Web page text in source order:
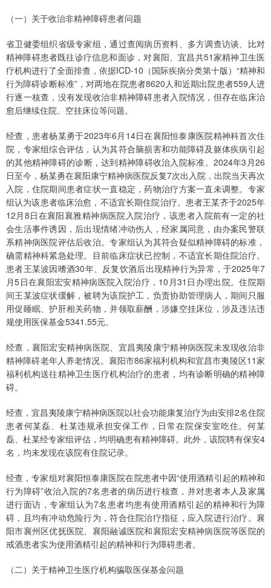
（一）关于收治非精神障碍患者问题
省卫健委组织省级专家组，通过查阅病历资料、多方调查访谈、比对
精神障碍患者既往诊疗信息和面诊，对襄阳、宜昌共51家精神卫生医
疗机构进行了全面排查，依据ICD-10（国际疾病分类第十版）“精神和
行为障碍诊断标准”，对两地在院患者8620人和近期出院患者559人进
行逐一核查，没有发现收治非精神障碍患者入院情况，但存在临床治
愈后继续住院、空挂床位等问题。
经查，患者杨某勇于2023年6月14日在襄阳恒泰康医院精神科首次住
院，专家组综合评估，认为其符合脑损害和功能障碍及躯体疾病引起
的其他精神障碍的诊断，达到精神障碍收治入院标准。2024年3月26
日至今，杨某勇在襄阳康宁精神病医院反复7次出入院，出院当天再次
入院，住院期间患者症状一直稳定，药物治疗方案一直未调整。专家
组认为该患者临床治愈，不适宜长期住院治疗。患者王某齐于2025年
12月8日在襄阳襄雅精神病医院入院治疗，该患者入院前有一定的社
会生活事件诱因，后出现情绪冲动伤人，经家属同意，由办案民警联
系精神病医院评估后收治。专家组认为其符合疑似精神障碍的标准，
确需精神科紧急处理。目前临床症状已控制，不适宜长期住院治疗。
患者王某波因嗜酒30年、反复饮酒后出现精神行为异常，于2025年7
月5日在襄阳宏安精神病医院入院治疗，10月31日办理出院。住院期
间王某波症状缓解，被聘为该院护工，负责协助管理病人，期间只服
用促睡眠、护肝相关药物，并领取薪酬，涉嫌空挂床位，涉及违法违
规使用医保基金5341.55元。
经查，襄阳宏安精神病医院、宜昌夷陵康宁精神病医院未发现收治非
精神障碍老年人养老情况。襄阳市86家福利机构和宜昌市夷陵区11家
福利机构送往精神卫生医疗机构治疗的患者，均有诊断明确的精神障
碍。
经查，宜昌夷陵康宁精神病医院以社会功能康复治疗为由安排2名住院
患者何某磊、杜某违规承担安保工作，日常在院保安室吃住。何某
磊、杜某经专家组评估，均明确患有精神障碍。此外，该院聘有保安4
名，均未发现在该院有住院记录。
经查，专家组对襄阳恒泰康医院在院患者中因“使用酒精引起的精神和
行为障碍”收治入院的7名患者的病历进行核查，并对患者本人及家属
进行面访，专家组认为7名患者均患有使用酒精引起的精神和行为障
碍，且均有冲动危险行为，符合住院治疗指征，应入院进行治疗。襄
阳市襄州区优抚医院、襄阳融诚医院和襄阳宏安精神病医院等医院的
戒酒患者实为使用酒精引起的精神和行为障碍患者。
（二）关于精神卫生医疗机构骗取医保基金问题